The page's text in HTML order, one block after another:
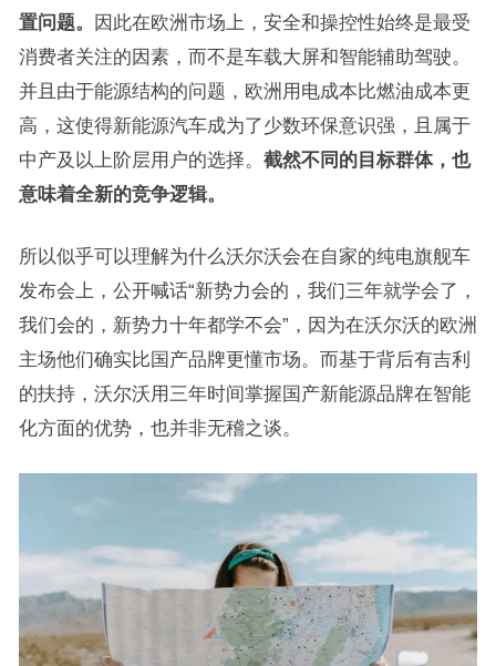
置问题。
因此在欧洲市场上，安全和操控性始终是最受
消费者关注的因素，而不是车载大屏和智能辅助驾驶。
并且由于能源结构的问题，欧洲用电成本比燃油成本更
高，这使得新能源汽车成为了少数环保意识强，且属于
中产及以上阶层用户的选择。 截然不同的目标群体，也
意味着全新的竞争逻辑。
所以似乎可以理解为什么沃尔沃会在自家的纯电旗舰车
发布会上，公开喊话“新势力会的，我们三年就学会了，
我们会的，新势力十年都学不会”，因为在沃尔沃的欧洲
主场他们确实比国产品牌更懂市场。而基于背后有吉利
的扶持，沃尔沃用三年时间掌握国产新能源品牌在智能
化方面的优势，也并非无稽之谈。